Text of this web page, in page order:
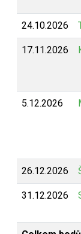
24.10.2026
17.11.2026
5.12.2026
26.12.2026
31.12.2026